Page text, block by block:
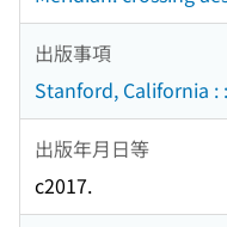
出版事項
Stanford, California :
出版年月日等
c2017.